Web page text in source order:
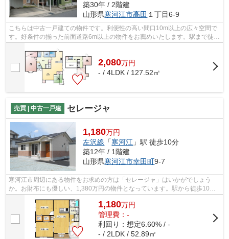
築30年 / 2階建
山形県寒河江市高田 １丁目6-9
こちらは中古一戸建ての物件です。利便性の高い間口10m以上の広々空間で
す。好条件の揃った前面道路6m以上の物件をお薦めいたします。駅まで徒歩
2,080万円
- / 4LDK / 127.52㎡
売買 | 中古一戸建 セレージャ
1,180万円
左沢線 「寒河江 」駅 徒歩10分
築12年 / 1階建
山形県寒河江市幸田町9-7
寒河江市周辺にある物件をお求めの方は「セレージャ」はいかがでしょう
か。お財布にも優しい、1,380万円の物件となっています。駅から徒歩10分
1,180万円
管理費：-
利回り：想定6.60% / -
- / 2LDK / 52.89㎡